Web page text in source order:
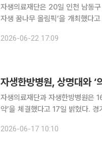
자생의료재단은 20일 인천 남동구
자생 꿈나무 올림픽’을 개최했다고 22일 밝혔다. 자생 꿈나무 올림픽
전국 각 지역을 순회하며 열렸으
2026-06-22 17:09
자생한방병원, 상명대와 ‘
자생의료재단과 자생한방병원은
약’을 체결했다고 17일 밝혔다. 경기도 성남시 자생메디바이오센터에서 열린 이번 협약식은 미래 의
생의료재단 사회공헌위원장과 김
2026-06-17 10:10